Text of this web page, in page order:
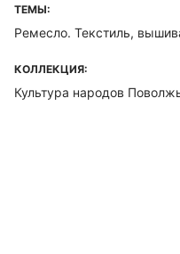
ТЕМЫ:
Ремесло. Текстиль,
КОЛЛЕКЦИЯ:
Культура народов